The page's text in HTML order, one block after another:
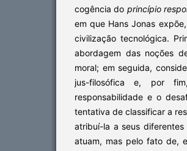
cogência do princípio
em que Hans Jonas
civilização tecnológica.
abordagem das noções
moral; em seguida,
jus-filosófica e, por
responsabilidade e o
tentativa de classificar a
atribuí-la a seus diferentes
atuam, mas pelo fato de,